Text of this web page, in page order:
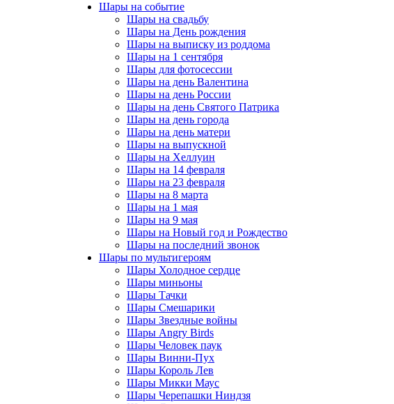
Шары на событие
Шары на свадьбу
Шары на День рождения
Шары на выписку из роддома
Шары на 1 сентября
Шары для фотосессии
Шары на день Валентина
Шары на день России
Шары на день Святого Патрика
Шары на день города
Шары на день матери
Шары на выпускной
Шары на Хеллуин
Шары на 14 февраля
Шары на 23 февраля
Шары на 8 марта
Шары на 1 мая
Шары на 9 мая
Шары на Новый год и Рождество
Шары на последний звонок
Шары по мультигероям
Шары Холодное сердце
Шары миньоны
Шары Тачки
Шары Смешарики
Шары Звездные войны
Шары Angry Birds
Шары Человек паук
Шары Винни-Пух
Шары Король Лев
Шары Микки Маус
Шары Черепашки Ниндзя